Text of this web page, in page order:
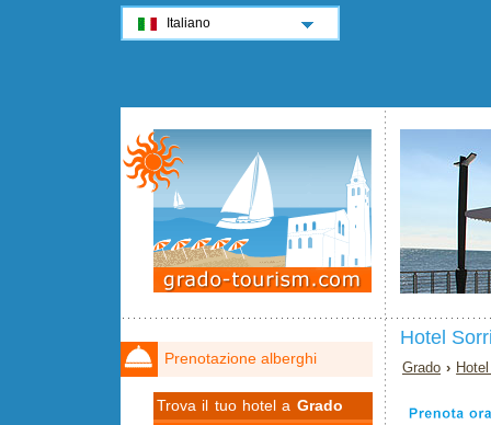
Hotel
Grado ›
Prenotazione alberghi
Trova il tuo hotel a Grado
Italiano